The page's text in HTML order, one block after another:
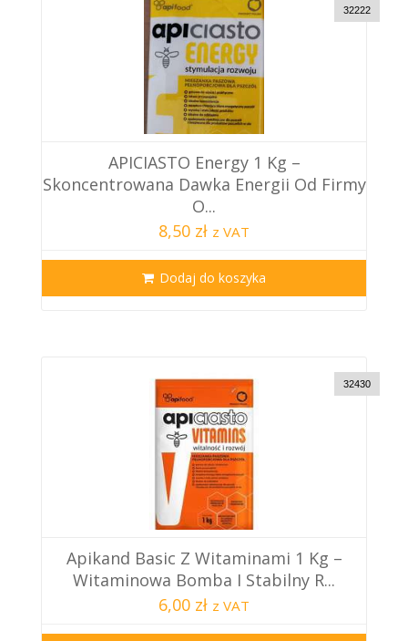
32222
APICIASTO Energy 1 Kg –
Skoncentrowana Dawka Energii Od Firmy
O...
8,50 zł z VAT
Dodaj do koszyka
32430
Apikand Basic Z Witaminami 1 Kg –
Witaminowa Bomba I Stabilny R...
6,00 zł z VAT